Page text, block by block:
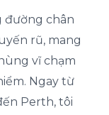
đường chân
rũ, mang
vĩ chạm
Ngay từ
Perth, tôi